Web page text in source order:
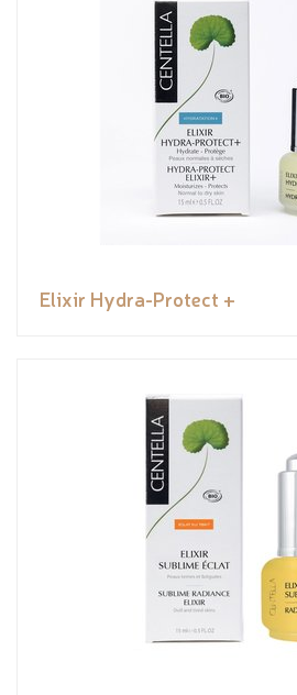
Elixir Hydra-Protect +